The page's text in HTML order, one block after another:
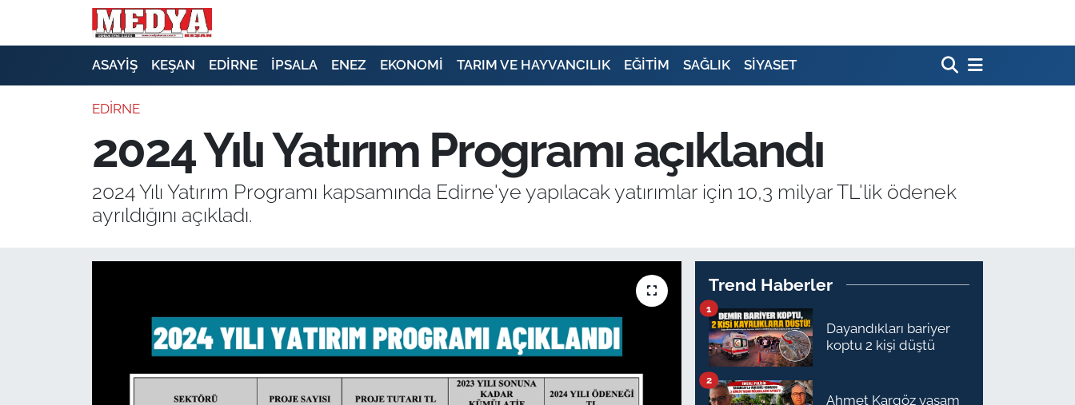
ASAYİŞ KEŞAN EDİRNE İPSALA ENEZ EKONOMİ TARIM VE HAYVANCILIK EĞİTİM SAĞLIK SİYASET
EDİRNE
2024 Yılı Yatırım Programı açıklandı
2024 Yılı Yatırım Programı kapsamında Edirne'ye yapılacak yatırımlar için 10,3 milyar TL'lik ödenek
ayrıldığını açıkladı.
Trend Haberler
Dayandıkları bariyer
koptu 2 kişi düştü
1
Ahmet Kargöz yaşam
2
E-GAZETE
GÜNDEM
EKONOMİ